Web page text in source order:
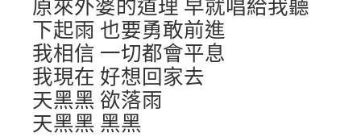
原來外婆的道理 早就唱給我聽
下起雨 也要勇敢前進
我相信 一切都會平息
我現在 好想回家去
天黑黑 欲落雨
天黑黑 黑黑